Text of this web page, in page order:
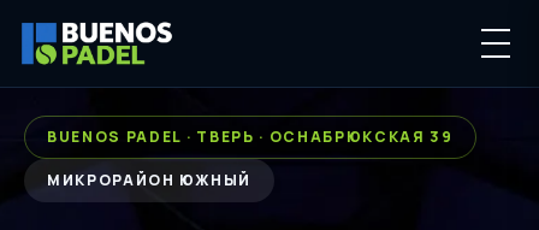
BUENOS PADEL · ТВЕРЬ · ОСНАБРЮКСКАЯ 39
МИКРОРАЙОН ЮЖНЫЙ